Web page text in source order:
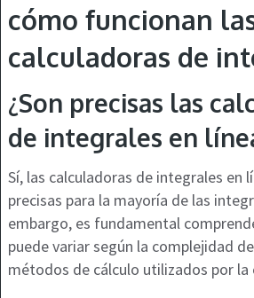
cómo funcionan
calculadoras de
¿Son precisas las
de integrales en
Sí, las calculadoras de integrales en
precisas para la mayoría de las
embargo, es fundamental
puede variar según la complejidad
métodos de cálculo utilizados por la